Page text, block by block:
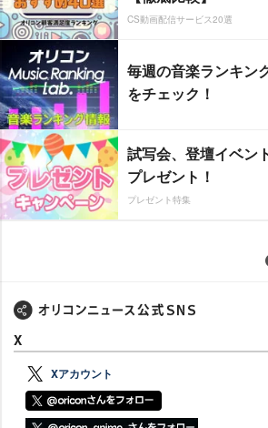
CS動画配信サービス20選
毎週の音楽ランキン
をチェック！
試写会、登壇イベン
プレゼント！
プレゼント特集
X
Xアカウント